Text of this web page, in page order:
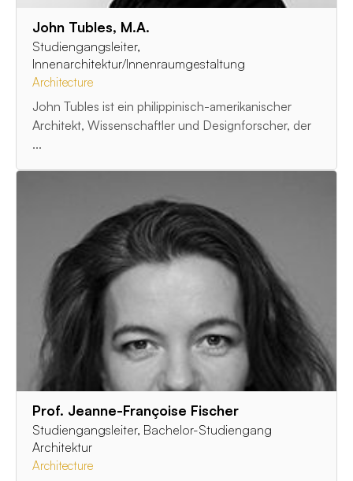
John Tubles, M.A.
Studiengangsleiter,
Innenarchitektur/Innenraumgestaltung
Architecture
John Tubles ist ein philippinisch-amerikanischer
Architekt, Wissenschaftler und Designforscher, der
...
Prof. Jeanne-Françoise Fischer
Studiengangsleiter, Bachelor-Studiengang
Architektur
Architecture